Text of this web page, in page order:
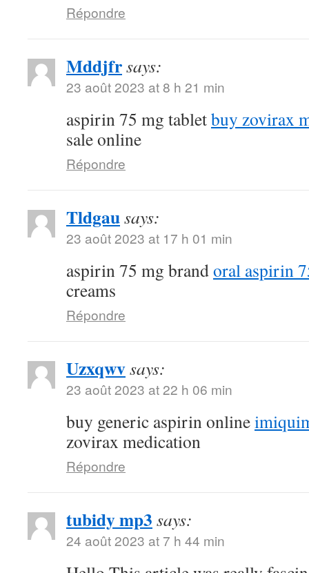
Répondre
Mddjfrsays:
23 août 2023 at 8 h 21 min
aspirin 75 mg tabletbuy zovirax
sale online
Répondre
Tldgausays:
23 août 2023 at 17 h 01 min
aspirin 75 mg brandoral aspirin
creams
Répondre
Uzxqwvsays:
23 août 2023 at 22 h 06 min
buy generic aspirin online
zovirax medication
Répondre
tubidy mp3 says:
24 août 2023 at 7 h 44 min